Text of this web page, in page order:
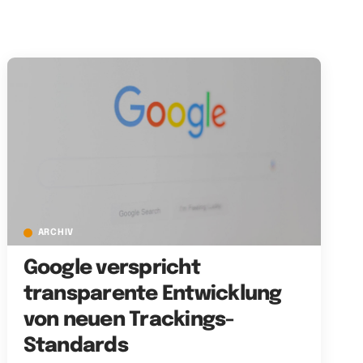
ARCHIV
Google verspricht
transparente Entwicklung
von neuen Trackings-
Standards